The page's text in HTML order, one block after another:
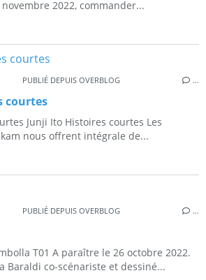
2022, commander...
PUBLIÉ DEPUIS OVERBLOG …
courtes
Junji Ito Histoires courtes Les
nous offrent intégrale de...
PUBLIÉ DEPUIS OVERBLOG …
T01 A paraître le 26 octobre 2022.
Baraldi co-scénariste et dessiné...